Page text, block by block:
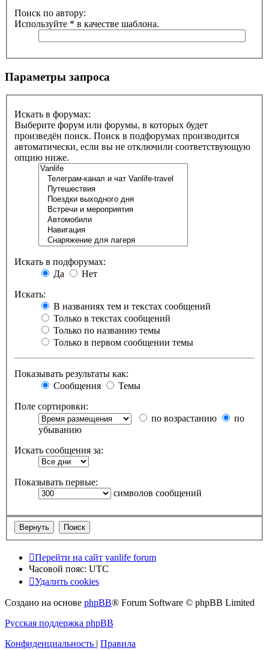
Поиск по автору:
Используйте * в качестве шаблона.
Параметры запроса
Искать в форумах:
Выберите форум или форумы, в которых будет
произведён поиск. Поиск в подфорумах производится
автоматически, если вы не отключили соответствующую
опцию ниже.
Искать в подфорумах:
Да
Нет
Искать:
В названиях тем и текстах сообщений
Только в текстах сообщений
Только по названию темы
Только в первом сообщении темы
Показывать результаты как:
Сообщения
Темы
Поле сортировки:
по возрастанию
по
убыванию
Искать сообщения за:
Показывать первые:
символов сообщений
Перейти на сайт vanlife forum
Часовой пояс: UTC
Удалить cookies
Создано на основе phpBB® Forum Software © phpBB Limited
Русская поддержка phpBB
Конфиденциальность | Правила